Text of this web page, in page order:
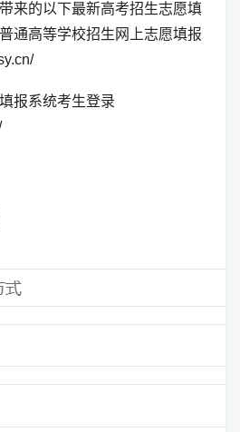
来的以下最新高考招生志愿填
通高等学校招生网上志愿填报
报系统考生登录